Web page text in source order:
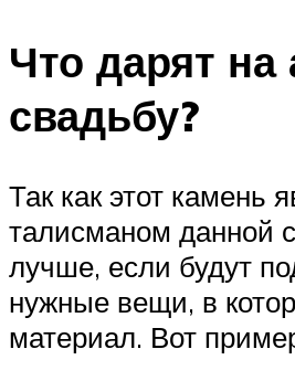
Что дарят на
свадьбу?
Так как этот камень
талисманом данной
лучше, если будут
нужные вещи, в
материал. Вот